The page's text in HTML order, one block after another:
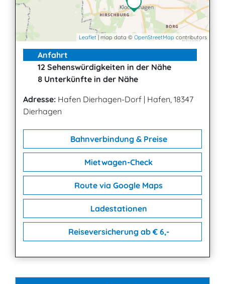
Leaflet | map data © OpenStreetMap contributors
Anfahrt
12 Sehenswürdigkeiten in der Nähe
8 Unterkünfte in der Nähe
Adresse: Hafen Dierhagen-Dorf | Hafen, 18347
Dierhagen
Bahnverbindung & Preise
Mietwagen-Check
Route via Google Maps
Ladestationen
Reiseversicherung ab € 6,-